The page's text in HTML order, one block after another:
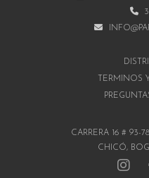
TÉRMINOS
CARRERA 16 # 93-
CHICÓ,